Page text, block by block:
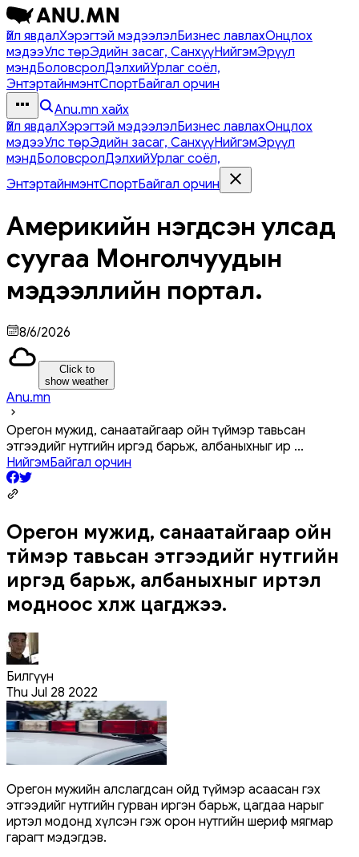
Үйл явдалХэрэгтэй мэдээлэлБизнес лавлахОнцлох
мэдээУлс төрЭдийн засаг, СанхүүНийгэмЭрүүл
мэндБоловсролДэлхийУрлаг соёл,
ЭнтэртайнмэнтСпортБайгал орчин
Anu.mn хайх
Үйл явдалХэрэгтэй мэдээлэлБизнес лавлахОнцлох
мэдээУлс төрЭдийн засаг, СанхүүНийгэмЭрүүл
мэндБоловсролДэлхийУрлаг соёл,
ЭнтэртайнмэнтСпортБайгал орчин
Америкийн нэгдсэн улсад
суугаа Монголчуудын
мэдээллийн портал.
8/6/2026
Click to
show weather
Anu.mn
Орегон мужид, санаатайгаар ойн түймэр тавьсан
этгээдийг нутгийн иргэд барьж, албаныхныг ир ...
НийгэмБайгал орчин
Орегон мужид, санаатайгаар ойн
түймэр тавьсан этгээдийг нутгийн
иргэд барьж, албаныхныг иртэл
модноос хүлж цагджээ.
Билгүүн
Thu Jul 28 2022
Орегон мужийн алслагдсан ойд түймэр асаасан гэх
этгээдийг нутгийн гурван иргэн барьж, цагдаа нарыг
иртэл модонд хүлсэн гэж орон нутгийн шериф мягмар
гарагт мэдэгдэв.